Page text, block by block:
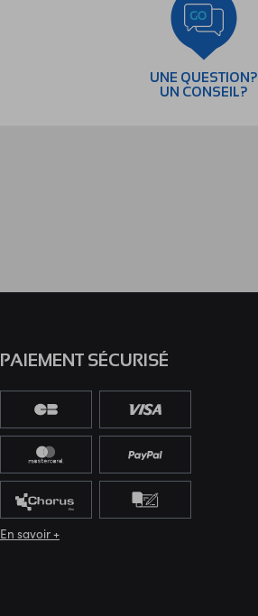
UNE QUESTION?
UN CONSEIL?
PAIEMENT SÉCURISÉ
En savoir +